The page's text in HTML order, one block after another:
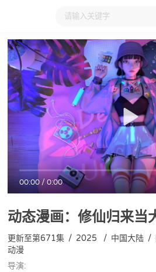
大家在看 日本动漫 国产动漫
00:00/0:00
动态漫画：修仙归来当
更新至第671集 / 2025 / 中国大陆 /
动漫
导演: